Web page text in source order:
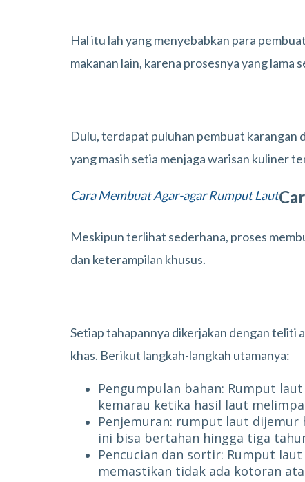
Hal itu lah yang menyebabkan para
makanan lain, karena prosesnya yang
Dulu, terdapat puluhan pembuat karangan
yang masih setia menjaga warisan kuliner
Cara Membuat Agar-agar Rumput Laut
Meskipun terlihat sederhana, proses
dan keterampilan khusus.
Setiap tahapannya dikerjakan dengan teliti
khas. Berikut langkah-langkah utamanya:
Pengumpulan bahan: Rumput
kemarau ketika hasil laut
Penjemuran: rumput laut dijemur
ini bisa bertahan hingga tiga
Pencucian dan sortir: Rumput
memastikan tidak ada kotoran